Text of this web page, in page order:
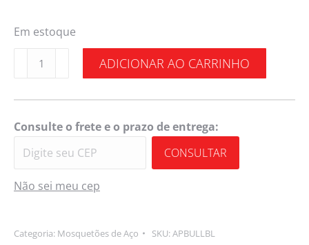
Em estoque
ADICIONAR AO CARRINHO
Consulte o frete e o prazo de entrega:
CONSULTAR
Não sei meu cep
Categoria: Mosquetões de Aço SKU:APBULLBL